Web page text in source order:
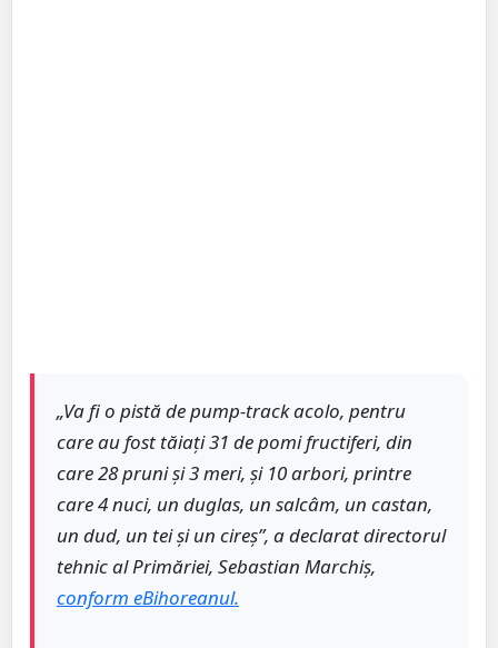
„Va fi o pistă de pump-track acolo, pentru
care au fost tăiați 31 de pomi fructiferi, din
care 28 pruni și 3 meri, și 10 arbori, printre
care 4 nuci, un duglas, un salcâm, un castan,
un dud, un tei și un cireș”, a declarat directorul
tehnic al Primăriei, Sebastian Marchiș,
conform eBihoreanul.